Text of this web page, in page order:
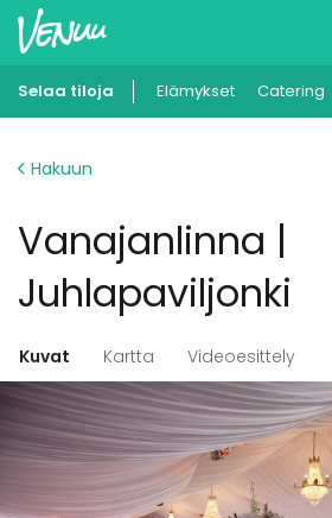
Muistilistasi
Ilmoita kohteesi
Selaa tiloja Elämykset Catering
Hakuun
Vanajanlinna |
Juhlapaviljonki
Kuvat Kartta Videoesittely